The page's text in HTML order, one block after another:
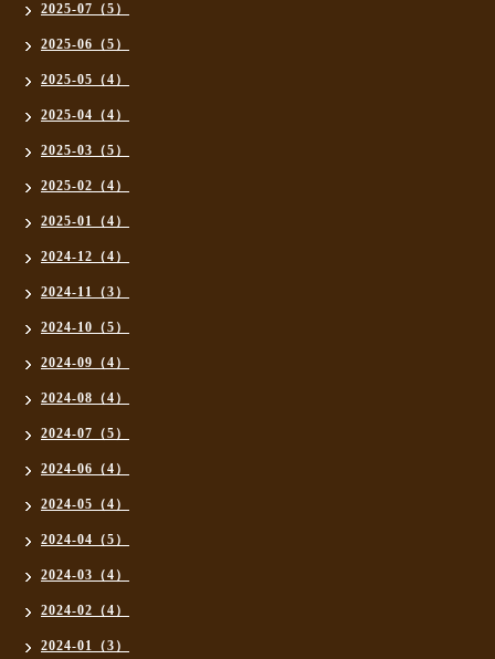
2025-07（5）
2025-06（5）
2025-05（4）
2025-04（4）
2025-03（5）
2025-02（4）
2025-01（4）
2024-12（4）
2024-11（3）
2024-10（5）
2024-09（4）
2024-08（4）
2024-07（5）
2024-06（4）
2024-05（4）
2024-04（5）
2024-03（4）
2024-02（4）
2024-01（3）